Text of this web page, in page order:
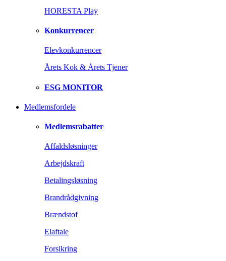
HORESTA Play
Konkurrencer
Elevkonkurrencer
Årets Kok & Årets Tjener
ESG MONITOR
Medlemsfordele
Medlemsrabatter
Affaldsløsninger
Arbejdskraft
Betalingsløsning
Brandrådgivning
Brændstof
Elaftale
Forsikring